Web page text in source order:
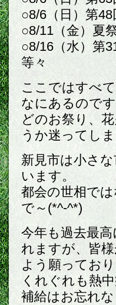
○8/6（日）第
○8/11（金）夏
○8/16（水）第
等々
ここではすべ
なにあるのです
どのお祭り、
うか迷ってし
新見市は小さ
います。
都会の世相で
で～(*^-^*)
今年も過去最
れますが、皆
よう願ってお
くれぐれも熱
補給はお忘れな